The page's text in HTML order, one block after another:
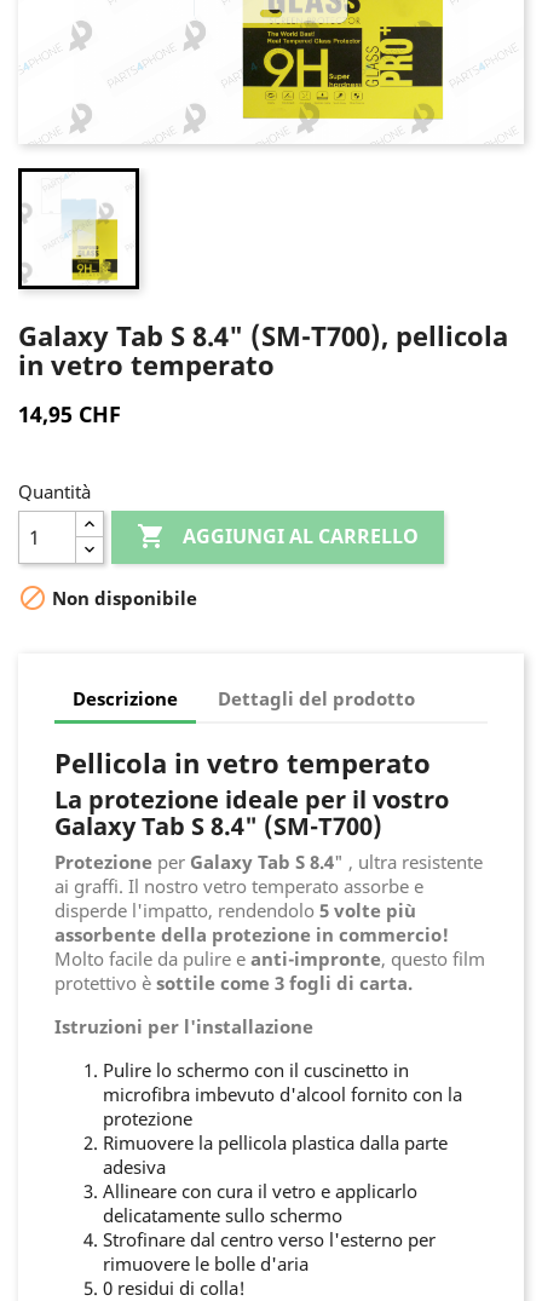
Galaxy Tab S 8.4" (SM-T700), pellicola
in vetro temperato
14,95 CHF
Quantità
 AGGIUNGI AL CARRELLO
 Non disponibile
Descrizione Dettagli del prodotto
Pellicola in vetro temperato
La protezione ideale per il vostro
Galaxy Tab S 8.4" (SM-T700)
Protezione per Galaxy Tab S 8.4" , ultra resistente
ai graffi. Il nostro vetro temperato assorbe e
disperde l'impatto, rendendolo 5 volte più
assorbente della protezione in commercio!
Molto facile da pulire e anti-impronte, questo film
protettivo è sottile come 3 fogli di carta.
Istruzioni per l'installazione
Pulire lo schermo con il cuscinetto in
microfibra imbevuto d'alcool fornito con la
protezione
Rimuovere la pellicola plastica dalla parte
adesiva
Allineare con cura il vetro e applicarlo
delicatamente sullo schermo
Strofinare dal centro verso l'esterno per
rimuovere le bolle d'aria
0 residui di colla!